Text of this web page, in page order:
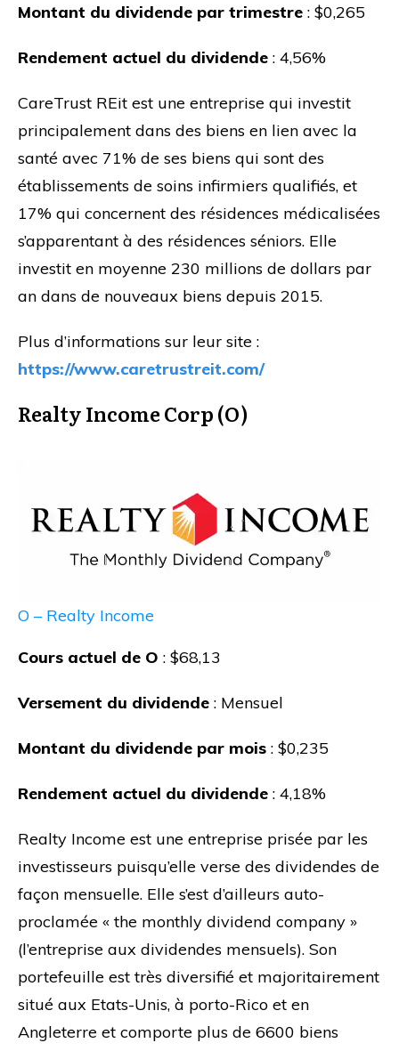
Montant du dividende par trimestre : $0,265
Rendement actuel du dividende : 4,56%
CareTrust REit est une entreprise qui investit
principalement dans des biens en lien avec la
santé avec 71% de ses biens qui sont des
établissements de soins infirmiers qualifiés, et
17% qui concernent des résidences médicalisées
s’apparentant à des résidences séniors. Elle
investit en moyenne 230 millions de dollars par
an dans de nouveaux biens depuis 2015.
Plus d’informations sur leur site :
https://www.caretrustreit.com/
Realty Income Corp (O)
O – Realty Income
Cours actuel de O : $68,13
Versement du dividende : Mensuel
Montant du dividende par mois : $0,235
Rendement actuel du dividende : 4,18%
Realty Income est une entreprise prisée par les
investisseurs puisqu’elle verse des dividendes de
façon mensuelle. Elle s’est d’ailleurs auto-
proclamée « the monthly dividend company »
(l’entreprise aux dividendes mensuels). Son
portefeuille est très diversifié et majoritairement
situé aux Etats-Unis, à porto-Rico et en
Angleterre et comporte plus de 6600 biens